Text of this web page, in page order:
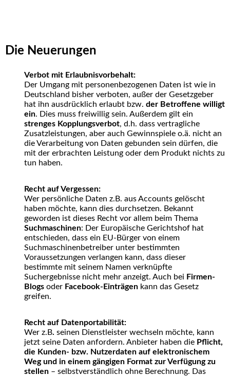
Die Neuerungen
Verbot mit Erlaubnisvorbehalt:
Der Umgang mit personenbezogenen Daten ist wie in
Deutschland bisher verboten, außer der Gesetzgeber
hat ihn ausdrücklich erlaubt bzw. der Betroffene willigt
ein. Dies muss freiwillig sein. Außerdem gilt ein
strenges Kopplungsverbot, d.h. dass vertragliche
Zusatzleistungen, aber auch Gewinnspiele o.ä. nicht an
die Verarbeitung von Daten gebunden sein dürfen, die
mit der erbrachten Leistung oder dem Produkt nichts zu
tun haben.
Recht auf Vergessen:
Wer persönliche Daten z.B. aus Accounts gelöscht
haben möchte, kann dies durchsetzen. Bekannt
geworden ist dieses Recht vor allem beim Thema
Suchmaschinen: Der Europäische Gerichtshof hat
entschieden, dass ein EU-Bürger von einem
Suchmaschinenbetreiber unter bestimmten
Voraussetzungen verlangen kann, dass dieser
bestimmte mit seinem Namen verknüpfte
Suchergebnisse nicht mehr anzeigt. Auch bei Firmen-
Blogs oder Facebook-Einträgen kann das Gesetz
greifen.
Recht auf Datenportabilität:
Wer z.B. seinen Dienstleister wechseln möchte, kann
jetzt seine Daten anfordern. Anbieter haben die Pflicht,
die Kunden- bzw. Nutzerdaten auf elektronischem
Weg und in einem gängigen Format zur Verfügung zu
stellen – selbstverständlich ohne Berechnung. Das